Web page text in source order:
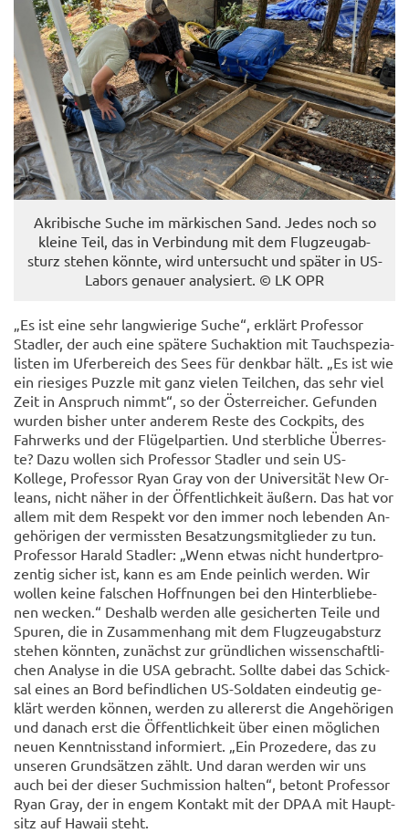
Akri­bi­sche Suche im mär­ki­schen Sand. Jedes noch so
klei­ne Teil, das in Ver­bin­dung mit dem Flug­zeug­ab­
sturz ste­hen könn­te, wird un­ter­sucht und spä­ter in US-​
Labors ge­nau­er ana­ly­siert. © LK OPR
„Es ist eine sehr lang­wie­ri­ge Suche“, er­klärt Pro­fes­sor
Stad­ler, der auch eine spä­te­re Such­ak­ti­on mit Tauch­spe­zia­
lis­ten im Ufer­be­reich des Sees für denk­bar hält. „Es ist wie
ein rie­si­ges Puz­zle mit ganz vie­len Teil­chen, das sehr viel
Zeit in An­spruch nimmt“, so der Ös­ter­rei­cher. Ge­fun­den
wur­den bis­her unter an­de­rem Reste des Cock­pits, des
Fahr­werks und der Flü­gel­par­tien. Und sterb­li­che Über­res­
te? Dazu wol­len sich Pro­fes­sor Stad­ler und sein US-​
Kollege, Pro­fes­sor Ryan Gray von der Uni­ver­si­tät New Or­
leans, nicht näher in der Öf­fent­lich­keit äu­ßern. Das hat vor
allem mit dem Re­spekt vor den immer noch le­ben­den An­
ge­hö­ri­gen der ver­miss­ten Be­sat­zungs­mit­glie­der zu tun.
Pro­fes­sor Ha­rald Stad­ler: „Wenn etwas nicht hun­dert­pro­
zen­tig si­cher ist, kann es am Ende pein­lich wer­den. Wir
wol­len keine fal­schen Hoff­nun­gen bei den Hin­ter­blie­be­
nen we­cken.“ Des­halb wer­den alle ge­si­cher­ten Teile und
Spu­ren, die in Zu­sam­men­hang mit dem Flug­zeug­ab­sturz
ste­hen könn­ten, zu­nächst zur gründ­li­chen wis­sen­schaft­li­
chen Ana­ly­se in die USA ge­bracht. Soll­te dabei das Schick­
sal eines an Bord be­find­li­chen US-​Soldaten ein­deu­tig ge­
klärt wer­den kön­nen, wer­den zu al­ler­erst die An­ge­hö­ri­gen
und da­nach erst die Öf­fent­lich­keit über einen mög­li­chen
neuen Kennt­nis­stand in­for­miert. „Ein Pro­ze­de­re, das zu
un­se­ren Grund­sät­zen zählt. Und daran wer­den wir uns
auch bei der die­ser Such­mis­si­on hal­ten“, be­tont Pro­fes­sor
Ryan Gray, der in engem Kon­takt mit der DPAA mit Haupt­
sitz auf Ha­waii steht.